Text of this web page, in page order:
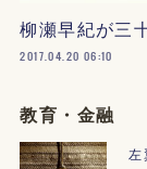
柳瀬早紀が三
2017.04.20 06:10
教育・金融
左